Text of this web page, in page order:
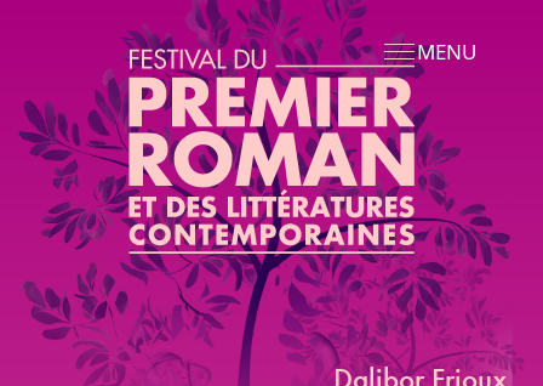
Aller au contenu principal
MENU